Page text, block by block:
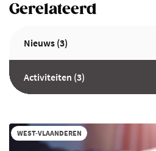
Gerelateerd
Nieuws (3)
Activiteiten (3)
WEST-VLAANDEREN